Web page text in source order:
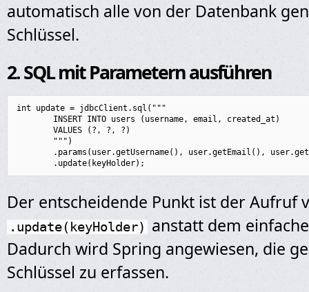
automatisch alle von der Datenbank
Schlüssel.
2. SQL mit Parametern ausführen
int update = jdbcClient.sql("""
        INSERT INTO users (username, email, created_at)
        VALUES (?, ?, ?)
        """)
.params(user.getUsername(), user.getEmail(),
Der entscheidende Punkt ist der Aufruf
.update(keyHolder)
anstatt dem
Dadurch wird Spring angewiesen, die
Schlüssel zu erfassen.